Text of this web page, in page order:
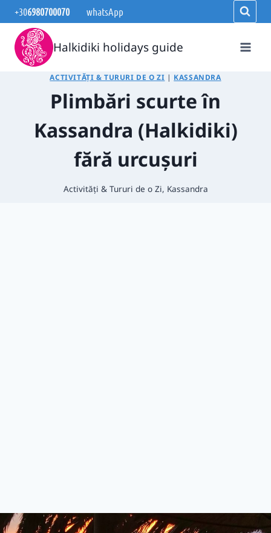
Skip
to
content
+306980700070 whatsApp
Halkidiki holidays guide
ACTIVITĂȚI & TURURI DE O ZI | KASSANDRA
Plimbări scurte în
Kassandra (Halkidiki)
fără urcușuri
Activități & Tururi de o Zi, Kassandra